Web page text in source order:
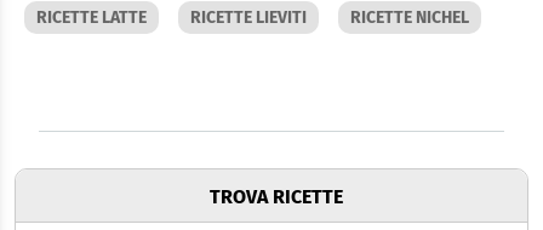
RICETTE LATTE
RICETTE LIEVITI RICETTE NICHEL
TROVA RICETTE